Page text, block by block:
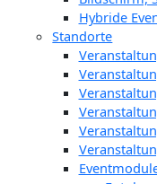
Hybride
Standorte